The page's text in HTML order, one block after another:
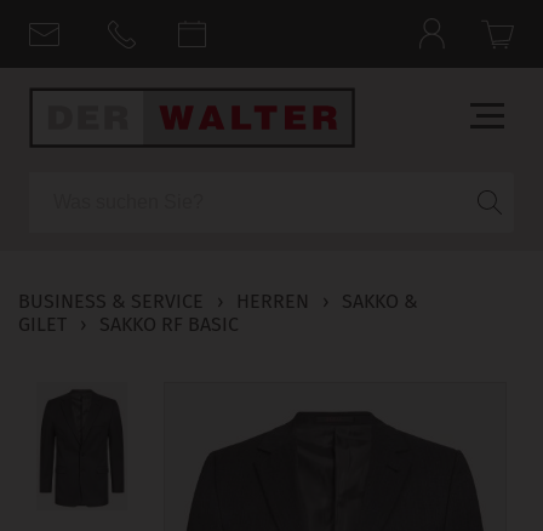
BUSINESS & SERVICE › HERREN ›
SAKKO &
GILET
› SAKKO RF BASIC